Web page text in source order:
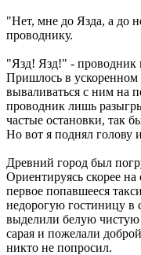
"Нет, мне до Язда, а до
проводнику.
"Язд! Язд!" - проводник
Пришлось в ускоренном
вываливаться с ним на
проводник лишь
частые остановки, так
Но вот я поднял голову
Древний город был
Ориентируясь скорее
первое попавшееся
недорогую гостиницу в
выделили белую чистую
сарая и пожелали
никто не попросил.